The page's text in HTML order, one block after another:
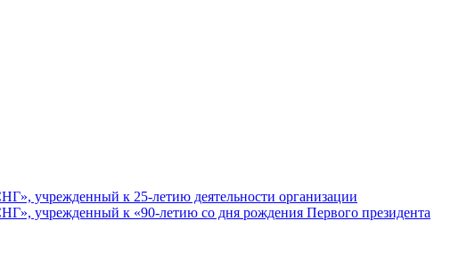
учрежденный к 25-летию деятельности организации
учрежденный к «90-летию со дня рождения Первого президента